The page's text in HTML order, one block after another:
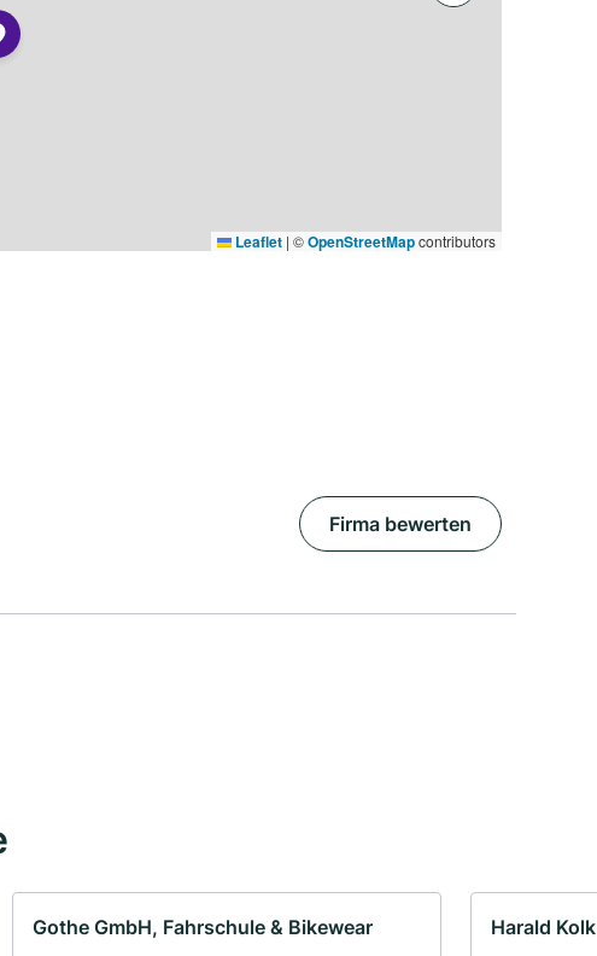
Leaflet | ©OpenStreetMapcontributors
Firma bewerten
Gothe GmbH, Fahrschule & Bikewear Harald Kolk